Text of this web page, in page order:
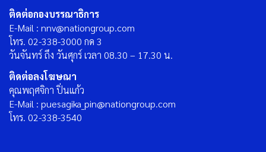
ติดต่อกองบรรณาธิการ
E-Mail : nnv@nationgroup.com
โทร. 02-338-3000 กด 3
วันจันทร์ ถึง วันศุกร์ เวลา 08.30 – 17.30 น.
ติดต่อลงโฆษณา
คุณพฤศจิกา ปิ่นแก้ว
E-Mail : puesagika_pin@nationgroup.com
โทร. 02-338-3540